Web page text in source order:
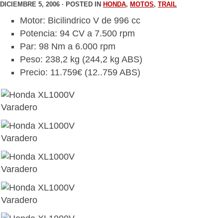
DICIEMBRE 5, 2006 · POSTED IN HONDA, MOTOS, TRAIL
Motor: Bicilindrico V de 996 cc
Potencia: 94 CV a 7.500 rpm
Par: 98 Nm a 6.000 rpm
Peso: 238,2 kg (244,2 kg ABS)
Precio: 11.759€ (12..759 ABS)